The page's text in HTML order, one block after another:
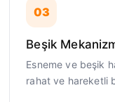
03
Beşik
Esneme ve beşik
rahat ve hareketli